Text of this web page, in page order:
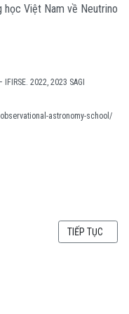
học Việt Nam về Neutrino
2022, 2023 SAGI
astronomy-school/
SỰ KHỞI ĐẦU MỚIBÀI VIẾT KẾ
TIẾP TỤC